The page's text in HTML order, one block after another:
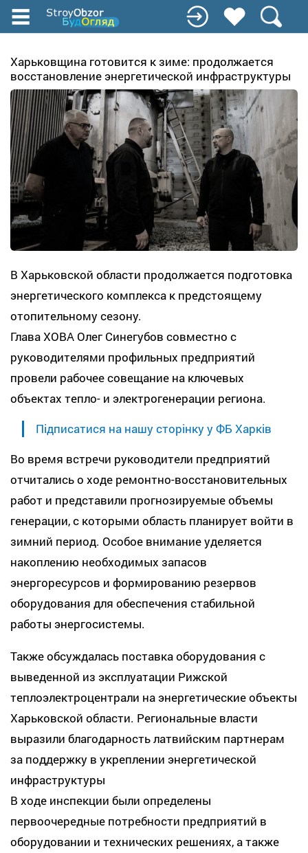
Перейти
содержанию
Харьковщина готовится к зиме: продолжается
восстановление энергетической инфраструктуры
В Харьковской области продолжается подготовка
энергетического комплекса к предстоящему
отопительному сезону.
Глава ХОВА Олег Синегубов совместно с
руководителями профильных предприятий
провели рабочее совещание на ключевых
объектах тепло- и электрогенерации региона.
Підписатися на нашу сторінку у ФБ Харків
Во время встречи руководители предприятий
отчитались о ходе ремонтно-восстановительных
работ и представили прогнозируемые объемы
генерации, с которыми область планирует войти в
зимний период. Особое внимание уделяется
накоплению необходимых запасов
энергоресурсов и формированию резервов
оборудования для обеспечения стабильной
работы энергосистемы.
Также обсуждалась поставка оборудования с
выведенной из эксплуатации Рижской
теплоэлектроцентрали на энергетические объекты
Харьковской области. Региональные власти
выразили благодарность латвийским партнерам
за поддержку в укреплении энергетической
инфраструктуры
В ходе инспекции были определены
первоочередные потребности предприятий в
оборудовании и технических решениях, а также